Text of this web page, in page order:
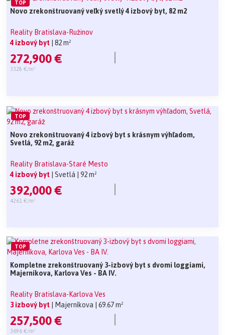
Novo zrekonštruovaný veľký svetlý 4 izbový byt, 82 m2
Reality Bratislava-Ružinov
4 izbový byt
| 82 m²
272,900 €
3328 €/m²
TOP
Novo zrekonštruovaný 4 izbový byt s krásnym výhľadom,
Svetlá, 92 m2, garáž
Reality Bratislava-Staré Mesto
4 izbový byt
| Svetlá | 92 m²
392,000 €
4261 €/m²
TOP
Kompletne zrekonštruovaný 3-izbový byt s dvomi loggiami,
Majerníkova, Karlova Ves - BA IV.
Reality Bratislava-Karlova Ves
3 izbový byt
| Majerníkova | 69.67 m²
257,500 €
3696 €/m²
TOP